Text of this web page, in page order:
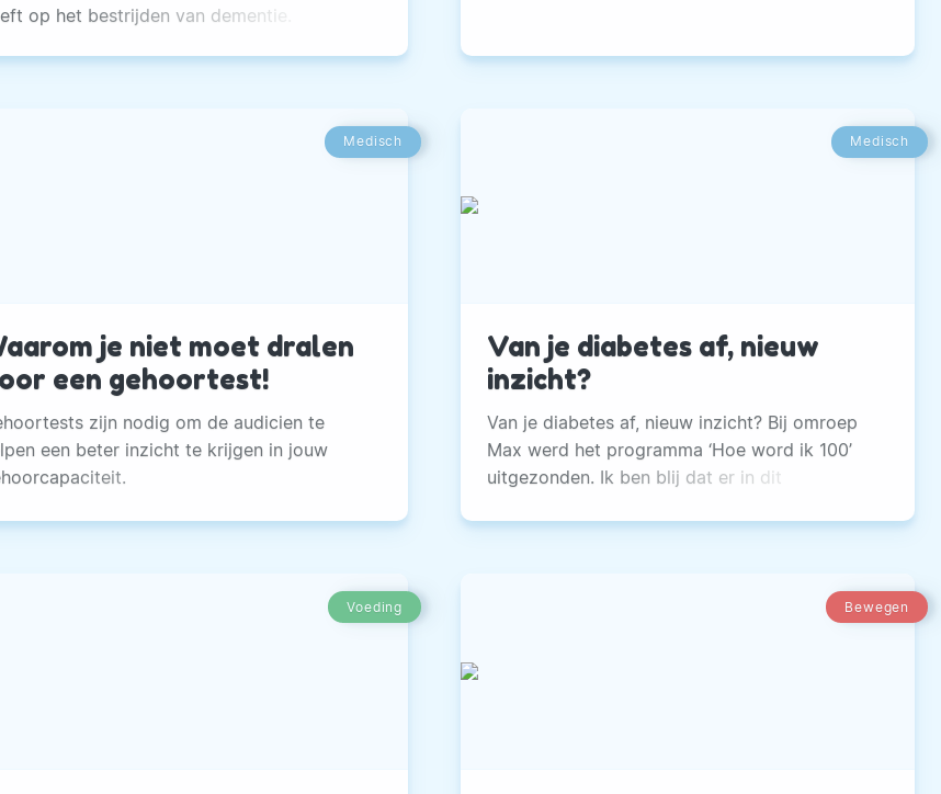
op het bestrijden van dementie.
Medisch
je niet moet dralen
een gehoortest!
zijn nodig om de audicien te
een beter inzicht te krijgen in jouw
Medisch
Van je diabetes af, nieuw
inzicht?
Van je diabetes af, nieuw inzicht? Bij omroep
Max werd het programma ‘Hoe word ik 100’
uitgezonden. Ik ben blij dat er in dit
wat wij al decennia weten: diabetes type 2 kan
Voeding Bewegen